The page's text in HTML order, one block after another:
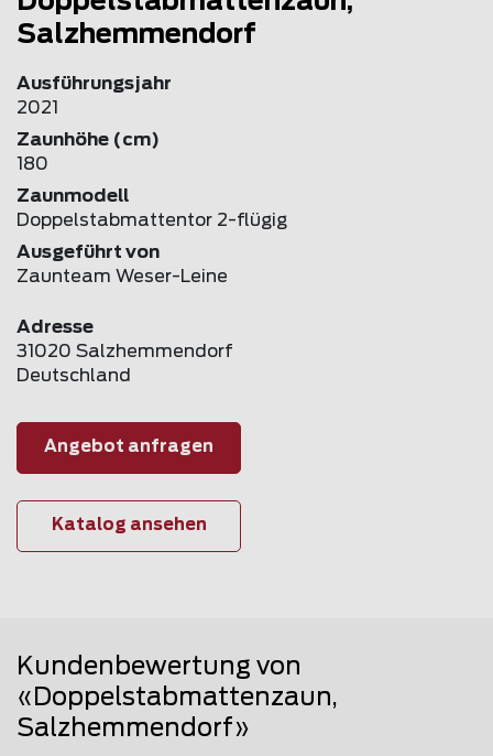
Salzhemmendorf
Ausführungsjahr
2021
Zaunhöhe (cm)
180
Zaunmodell
Doppelstabmattentor 2-flügig
Ausgeführt von
Zaunteam Weser-Leine
Adresse
31020 Salzhemmendorf
Deutschland
Angebot anfragen
Katalog ansehen
Kundenbewertung von
«Doppelstabmattenzaun,
Salzhemmendorf»